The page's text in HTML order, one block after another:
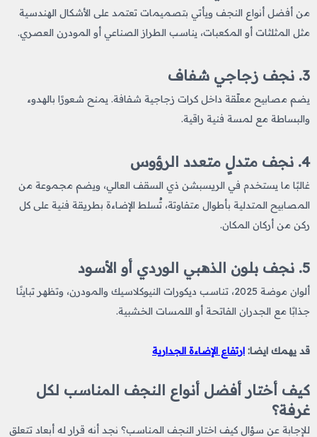
من أفضل أنواع النجف ويأتي بتصميمات تعتمد على الأشكال الهندسية
مثل المثلثات أو المكعبات، يناسب الطراز الصناعي أو المودرن العصري.
3. نجف زجاجي شفاف
يضم مصابيح معلّقة داخل كرات زجاجية شفافة. يمنح شعورًا بالهدوء
والبساطة مع لمسة فنية راقية.
4. نجف متدلٍ متعدد الرؤوس
غالبًا ما يستخدم في الريسبشن ذي السقف العالي، ويضم مجموعة من
المصابيح المتدلية بأطوال متفاوتة، تُسلط الإضاءة بطريقة فنية على كل
ركن من أركان المكان.
5. نجف بلون الذهبي الوردي أو الأسود
ألوان موضة 2025، تناسب ديكورات النيوكلاسيك والمودرن، وتظهر تباينًا
جذابًا مع الجدران الفاتحة أو اللمسات الخشبية.
قد يهمك ايضا: ارتفاع الإضاءة الجدارية
كيف أختار أفضل أنواع النجف المناسب لكل
غرفة؟
للإجابة عن سؤال كيف اختار النجف المناسب؟ نجد أنه قرار له أبعاد تتعلق